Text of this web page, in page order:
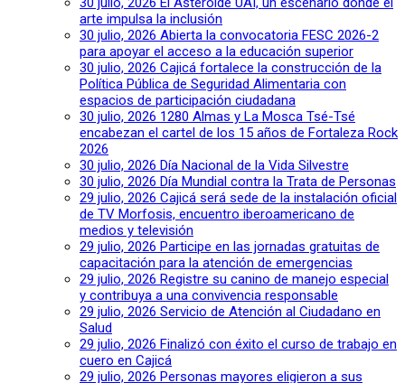
arte impulsa la inclusión
30 julio, 2026 Abierta la convocatoria FESC 2026-2
para apoyar el acceso a la educación superior
30 julio, 2026 Cajicá fortalece la construcción de la
Política Pública de Seguridad Alimentaria con
espacios de participación ciudadana
30 julio, 2026 1280 Almas y La Mosca Tsé-Tsé
encabezan el cartel de los 15 años de Fortaleza Rock
2026
30 julio, 2026 Día Nacional de la Vida Silvestre
30 julio, 2026 Día Mundial contra la Trata de Personas
29 julio, 2026 Cajicá será sede de la instalación oficial
de TV Morfosis, encuentro iberoamericano de
medios y televisión
29 julio, 2026 Participe en las jornadas gratuitas de
capacitación para la atención de emergencias
29 julio, 2026 Registre su canino de manejo especial
y contribuya a una convivencia responsable
29 julio, 2026 Servicio de Atención al Ciudadano en
Salud
29 julio, 2026 Finalizó con éxito el curso de trabajo en
cuero en Cajicá
29 julio, 2026 Personas mayores eligieron a sus